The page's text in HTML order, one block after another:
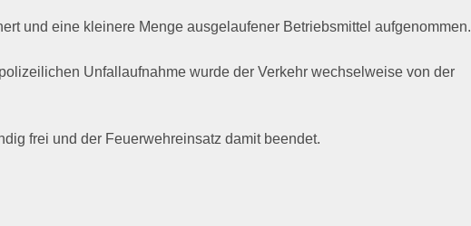
und eine kleinere Menge ausgelaufener Betriebsmittel aufgenommen.
Unfallaufnahme wurde der Verkehr wechselweise von der
frei und der Feuerwehreinsatz damit beendet.